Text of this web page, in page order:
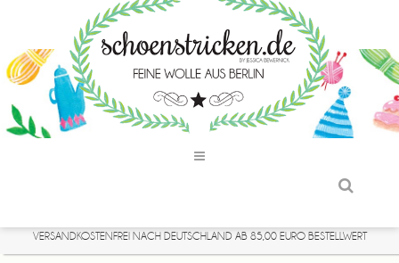
VERSANDKOSTENFREI NACH DEUTSCHLAND AB 85,00 EURO BESTELLWERT